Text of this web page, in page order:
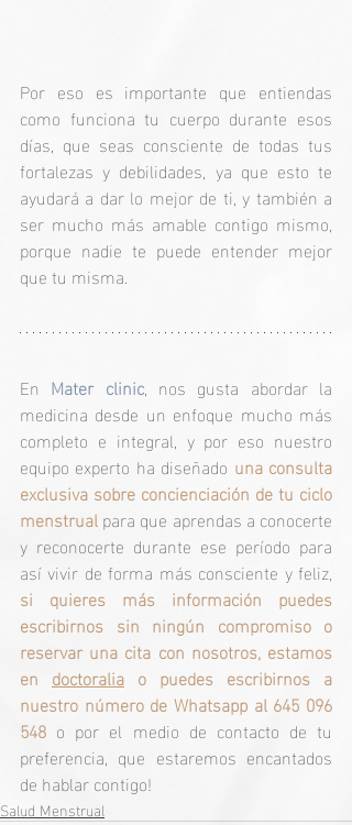
Por eso es importante que entiendas
como funciona tu cuerpo durante esos
días, que seas consciente de todas tus
fortalezas y debilidades, ya que esto te
ayudará a dar lo mejor de ti, y también a
ser mucho más amable contigo mismo,
porque nadie te puede entender mejor
que tu misma.
En Mater clinic, nos gusta abordar la
medicina desde un enfoque mucho más
completo e integral, y por eso nuestro
equipo experto ha diseñado una consulta
exclusiva sobre concienciación de tu ciclo
menstrual para que aprendas a conocerte
y reconocerte durante ese período para
si quieres más información puedes
escribirnos sin ningún compromiso o
reservar una cita con nosotros, estamos
en doctoralia o puedes escribirnos a
nuestro número de Whatsapp al 645 096
548 o por el medio de contacto de tu
preferencia, que estaremos encantados
de hablar contigo!
Salud Menstrual